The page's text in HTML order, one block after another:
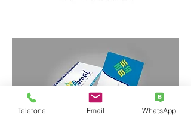
Telefone Email WhatsApp